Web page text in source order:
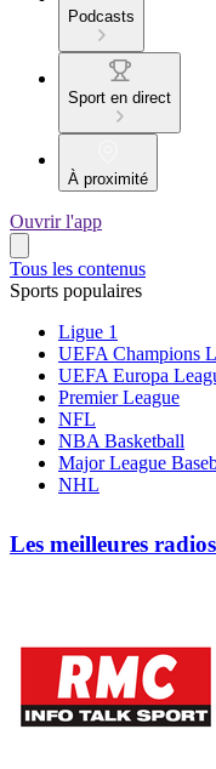
Podcasts
Sport en direct
À proximité
Ouvrir l'app
Tous les contenus
Sports populaires
Ligue 1
UEFA Champions
UEFA Europa
Premier League
NFL
NBA Basketball
Major League
NHL
Les meilleures radios